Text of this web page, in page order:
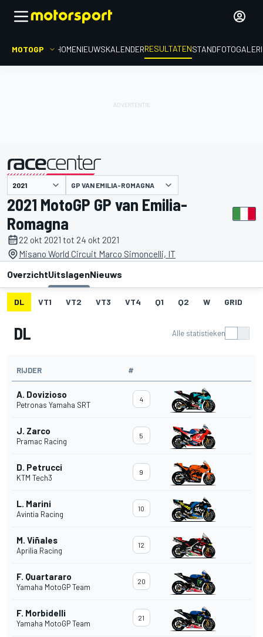
MOTOGP HOMENIEUWSKALENDERRESULTATENSTAND
gepresenteerd door GP VAN EMILIA-ROMAGNA
2021 MotoGP GP van Emilia-
Romagna
22 okt 2021 tot 24 okt 2021
Misano World Circuit Marco Simoncelli, IT
OverzichtUitslagenNieuws
DL VT1 VT2 VT3 VT4 Q1 Q2 W GRID
DL Alle statistieken
RIJDER #
A. Dovizioso
Petronas Yamaha SRT
4
J. Zarco
Pramac Racing
5
D. Petrucci
KTM Tech3
9
L. Marini
Avintia Racing
10
M. Viñales
Aprilia Racing
12
F. Quartararo
Yamaha MotoGP Team
20
F. Morbidelli
Yamaha MotoGP Team
21